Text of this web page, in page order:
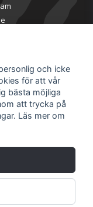
och icke
för att vår
bästa möjliga
att trycka på
Läs mer om